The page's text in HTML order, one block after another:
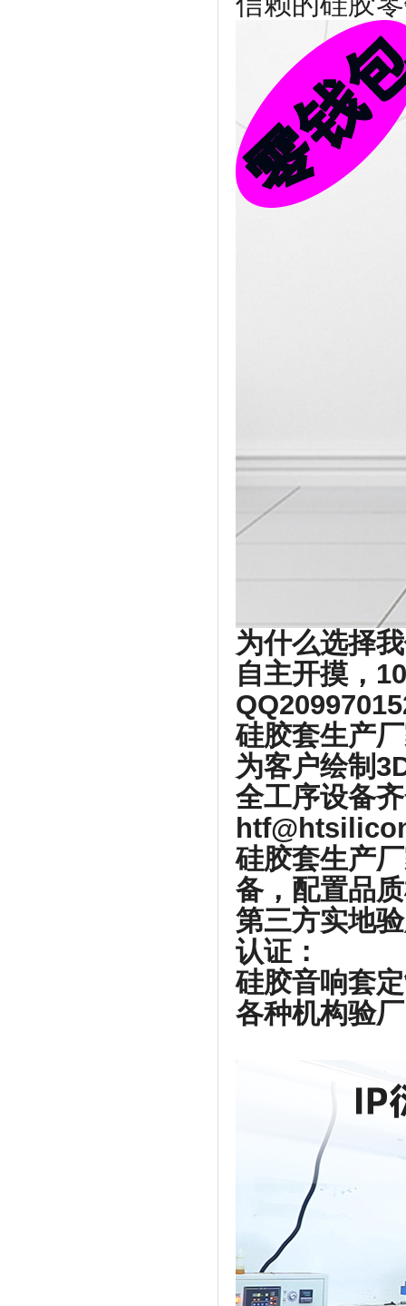
为什么选择
自主开摸，
硅胶套生产
为客户绘制
全工序设备
硅胶套生产
备，配置品
第三方实地
认证：
硅胶音响套
各种机构验